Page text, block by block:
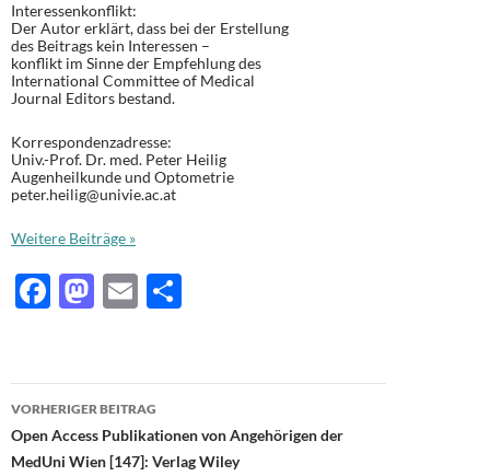
Interessenkonflikt:
Der Autor erklärt, dass bei der Erstellung
des Beitrags kein Interessen –
konflikt im Sinne der Empfehlung des
International Committee of Medical
Journal Editors bestand.
Korrespondenzadresse:
Univ.-Prof. Dr. med. Peter Heilig
Augenheilkunde und Optometrie
peter.heilig@univie.ac.at
Weitere Beiträge »
F
b
o
o
M
d
o
n
E
n
Beitragsnavigation
VORHERIGER BEITRAG
Open Access Publikationen von Angehörigen der
MedUni Wien [147]: Verlag Wiley